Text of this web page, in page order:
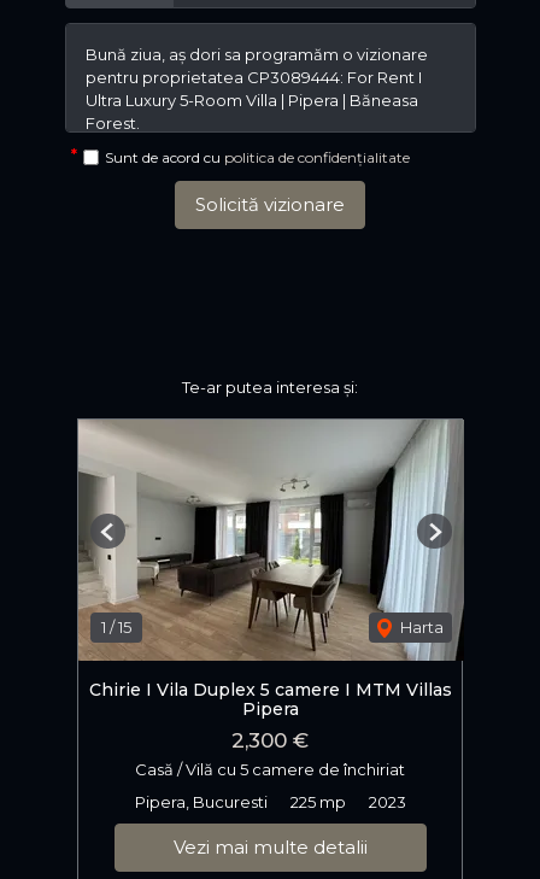
Sunt de acord cu politica de confidențialitate
Solicită vizionare
Te-ar putea interesa și:
1 /15 Harta
Previous Next
Chirie I Vila Duplex 5 camere I MTM Villas
Pipera
2,300 €
Casă / Vilă cu 5 camere de închiriat
Pipera, Bucuresti
225 mp 2023
Vezi mai multe detalii